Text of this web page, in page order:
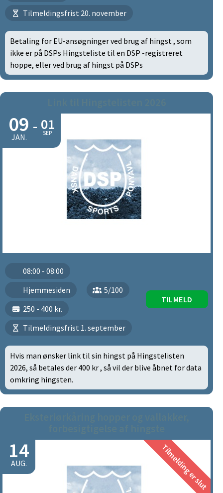
Tilmeldingsfrist 20. november
Betaling for EU-ansøgninger ved brug af hingst , som
ikke er på DSPs Hingsteliste til en DSP -registreret
hoppe, eller ved brug af hingst på DSPs
09
JAN.
- 01
SEP.
08:00 - 08:00
Hjemmesiden
5/100
250 - 400 kr.
Tilmeldingsfrist 1. september
TILMELD
Hvis man ønsker link til sin hingst på Hingstelisten
2026, så betales der 400 kr , så vil der blive åbnet for data
omkring hingsten.
14
AUG. Tilmelding er slut